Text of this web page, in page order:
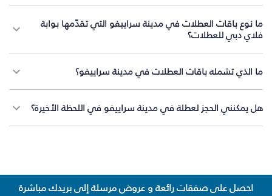
ما نوع باقات العطلات في مدينة سراييفو التي تقدّمها بوابة
فلاي دبي للعطلات؟
ما الذي تشمله باقات العطلات في مدينة سراييفو؟
هل يمكنني الحجز لعطلة في مدينة سراييفو في اللحظة الأخيرة؟
احصل على صفقات رائعة و عروض مرسلة إلى بريدك مباشرة